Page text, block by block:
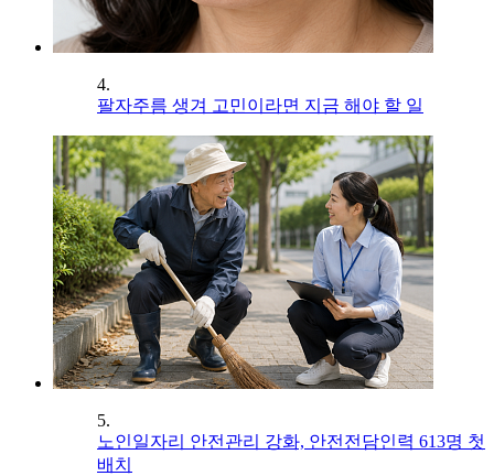
4.
팔자주름 생겨 고민이라면 지금 해야 할 일
5.
노인일자리 안전관리 강화, 안전전담인력 613명 첫
배치